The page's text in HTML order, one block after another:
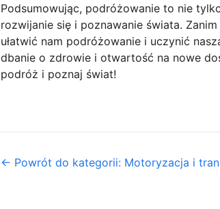
Podsumowując, podróżowanie to nie
rozwijanie się i poznawanie świata.
ułatwić nam podróżowanie i uczynić
dbanie o zdrowie i otwartość na nowe
podróż i poznaj świat!
← Powrót do kategorii: Motoryzacja i